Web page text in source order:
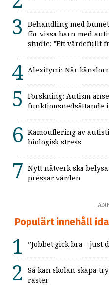
Behandling med
för vissa barn med
studie: "Ett värdefullt
Alexitymi: När
Forskning: Autism
funktionsnedsättande
Kamouflering av
biologisk stress
Nytt nätverk ska
pressar vården
Populärt innehåll
”Jobbet gick bra – just
Så kan skolan skapa
raster